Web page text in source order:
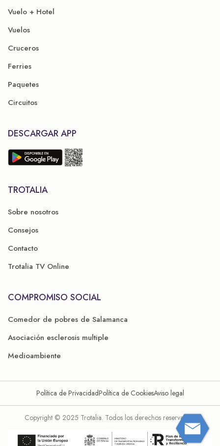
Vuelo + Hotel
Vuelos
Cruceros
Ferries
Paquetes
Circuitos
DESCARGAR APP
TROTALIA
Sobre nosotros
Consejos
Contacto
Trotalia TV Online
COMPROMISO SOCIAL
Comedor de pobres de Salamanca
Asociación esclerosis multiple
Medioambiente
Política de PrivacidadPolítica de CookiesAviso legal
Copyright © 2025 Trotalia. Todos los derechos reservados.